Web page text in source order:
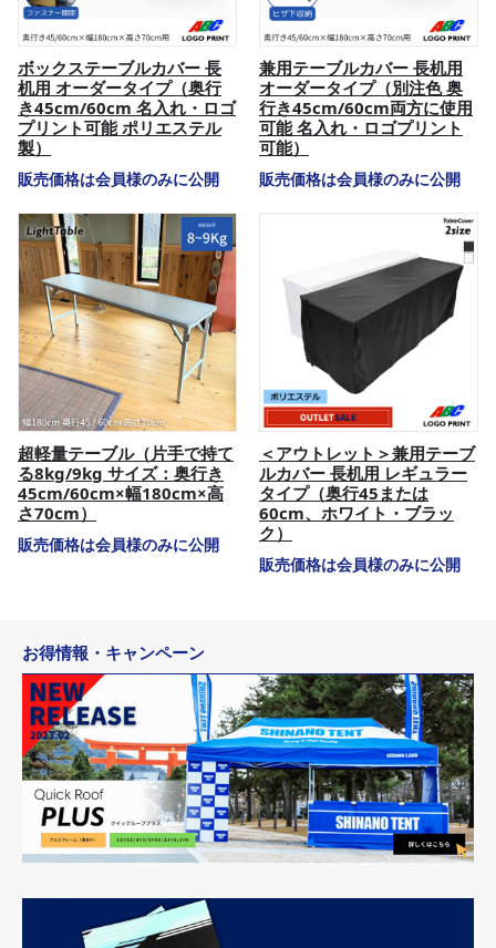
ボックステーブルカバー 長
机用 オーダータイプ（奥行
き45cm/60cm 名入れ・ロゴ
プリント可能 ポリエステル
製）
販売価格は会員様のみに公開
兼用テーブルカバー 長机用
オーダータイプ（別注色 奥
行き45cm/60cm両方に使用
可能 名入れ・ロゴプリント
可能）
販売価格は会員様のみに公開
超軽量テーブル（片手で持て
る8kg/9kg サイズ：奥行き
45cm/60cm×幅180cm×高
さ70cm）
販売価格は会員様のみに公開
＜アウトレット＞兼用テーブ
ルカバー 長机用 レギュラー
タイプ（奥行45または
60cm、ホワイト・ブラッ
ク）
販売価格は会員様のみに公開
お得情報・キャンペーン